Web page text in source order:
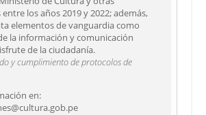
los años 2019 y 2022; además,
elementos de vanguardia como
la información y comunicación
de la ciudadanía.
y cumplimiento de protocolos de
en: